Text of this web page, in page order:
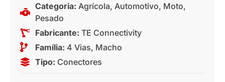
Categoria: Agrícola, Automotivo, Moto,
Pesado
Fabricante: TE Connectivity
Família: 4 Vias, Macho
Tipo: Conectores